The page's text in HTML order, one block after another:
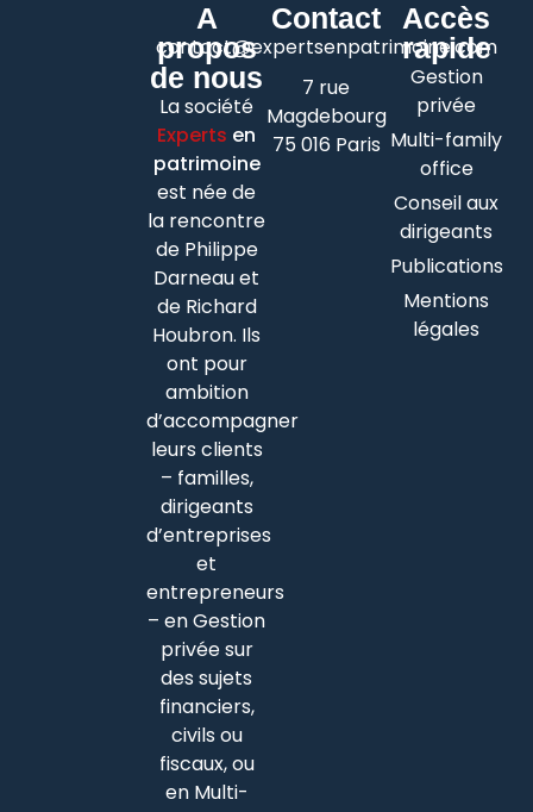
A
propos
de nous
La société
Experts en
patrimoine
est née de
la rencontre
de Philippe
Darneau et
de Richard
Houbron. Ils
ont pour
ambition
d’accompagner
leurs clients
– familles,
dirigeants
d’entreprises
et
entrepreneurs
– en Gestion
privée sur
des sujets
financiers,
civils ou
fiscaux, ou
en Multi-
Contact
contact@expertsenpatrimoine.com
7 rue
Magdebourg
75 016 Paris
Accès
rapide
Gestion
privée
Multi-family
office
Conseil aux
dirigeants
Publications
Mentions
légales